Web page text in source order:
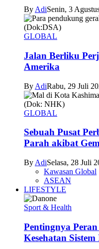
By AdiSenin, 3
GLOBAL
Jalan Berliku
Amerika
By AdiRabu, 29 Juli
GLOBAL
Sebuah Pusat
Parah akibat
By AdiSelasa, 28 Juli
Kawasan Global
ASEAN
LIFESTYLE
Sport & Health
Pentingnya
Kesehatan